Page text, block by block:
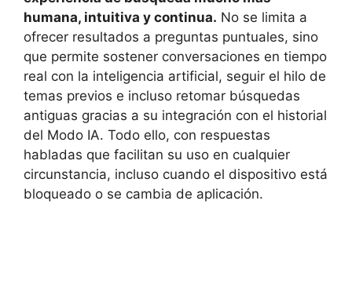
humana, intuitiva y continua. No se limita a
ofrecer resultados a preguntas puntuales, sino
que permite sostener conversaciones en tiempo
real con la inteligencia artificial, seguir el hilo de
temas previos e incluso retomar búsquedas
antiguas gracias a su integración con el historial
del Modo IA. Todo ello, con respuestas
habladas que facilitan su uso en cualquier
circunstancia, incluso cuando el dispositivo está
bloqueado o se cambia de aplicación.